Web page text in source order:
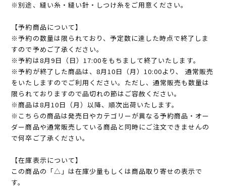
※別途、縫い糸・縫い針・しつけ糸をご用意ください。
【予約商品について】
※予約の数量は限られており、予定数に達した時点で終了しま
すので予めご了承ください。
※予約は8月9日（日）17:00をもちまして終了いたします。
※予約が終了した商品は、8月10日（月）10:00より、 通常販売
をいたしますのでご利用ください。ただし、通常販売も数量は
限られておりますので品切れの節はご容赦ください。
※商品は8月10日（月）以降、順次出荷いたします。
※こちらの商品は発売日やカテゴリーが異なる予約商品・オー
ダー商品や通常販売している商品と同時にご注文できませんの
で何卒ご了承ください。
【在庫表示について】
この商品の「△」は在庫少量もしくは商品取り寄せの表示で
す。